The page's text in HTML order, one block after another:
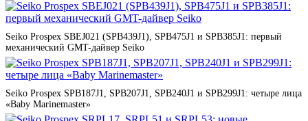
Seiko Prospex SBEJ021 (SPB439J1), SPB475J1 и SPB385J1: первый
механический GMT-дайвер Seiko
Seiko Prospex SPB187J1, SPB207J1, SPB240J1 и SPB299J1: четыре лица
«Baby Marinemaster»